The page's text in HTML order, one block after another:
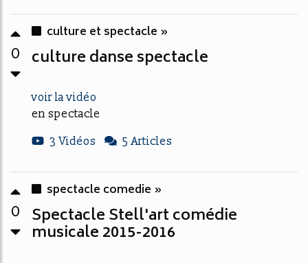
0
culture et spectacle »
culture danse spectacle
voir la vidéo
en spectacle
3 Vidéos
5 Articles
0
spectacle comedie »
Spectacle Stell'art comédie
musicale 2015-2016